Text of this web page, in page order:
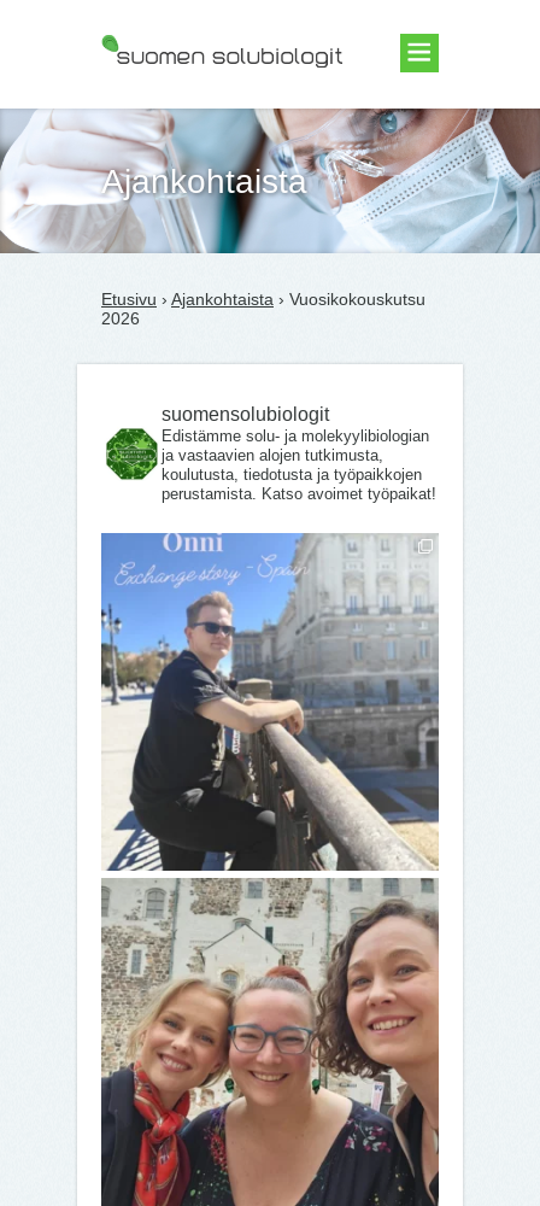
Suomen Solubiologit ry
Ajankohtaista
Etusivu › Ajankohtaista › Vuosikokouskutsu
2026
suomensolubiologit
Edistämme solu- ja molekyylibiologian
ja vastaavien alojen tutkimusta,
koulutusta, tiedotusta ja työpaikkojen
perustamista. Katso avoimet työpaikat!